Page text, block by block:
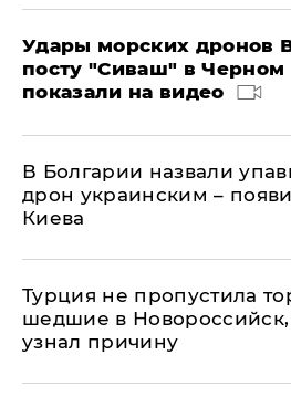
Удары морских дронов
посту "Сиваш" в Черном
показали на видео
В Болгарии назвали
дрон украинским –
Киева
Турция не пропустила
шедшие в
узнал причину